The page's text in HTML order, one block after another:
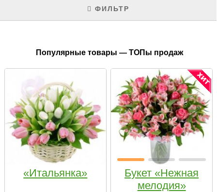
ФИЛЬТР
Популярные товары — ТОПы продаж
«Итальянка»
Букет «Нежная
мелодия»